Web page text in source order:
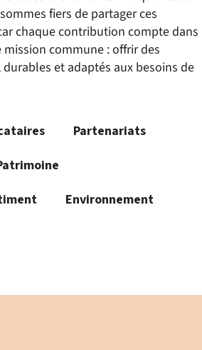
fiers de partager ces
chaque contribution compte dans
commune : offrir des
et adaptés aux besoins de
Partenariats
Environnement